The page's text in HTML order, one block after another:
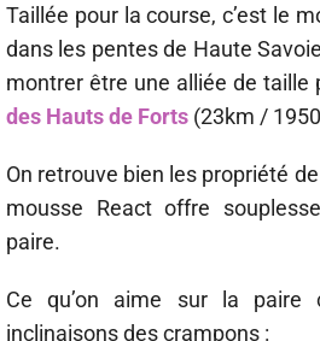
Taillée pour la course, c’est le
dans les pentes de Haute
montrer être une alliée de taille
des Hauts de Forts (23km /
On retrouve bien les propriété
mousse React offre
paire.
Ce qu’on aime sur la paire
inclinaisons des crampons :